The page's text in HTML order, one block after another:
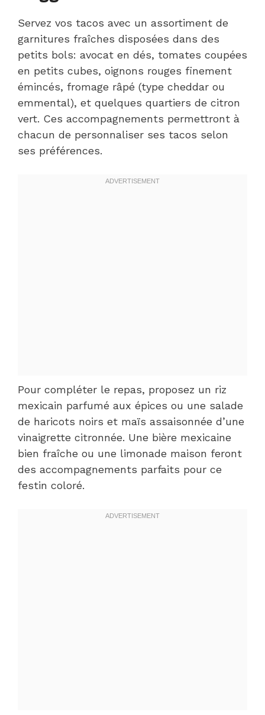
Servez vos tacos avec un assortiment de
garnitures fraîches disposées dans des
petits bols: avocat en dés, tomates coupées
en petits cubes, oignons rouges finement
émincés, fromage râpé (type cheddar ou
emmental), et quelques quartiers de citron
vert. Ces accompagnements permettront à
chacun de personnaliser ses tacos selon
ses préférences.
Pour compléter le repas, proposez un riz
mexicain parfumé aux épices ou une salade
de haricots noirs et maïs assaisonnée d’une
vinaigrette citronnée. Une bière mexicaine
bien fraîche ou une limonade maison feront
des accompagnements parfaits pour ce
festin coloré.